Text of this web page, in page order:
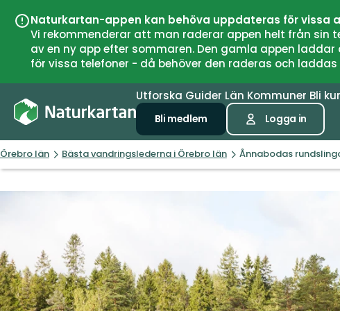
Naturkartan-appen kan behöva uppdateras för vissa
Vi rekommenderar att man raderar appen helt från sin
av en ny app efter sommaren. Den gamla appen
för vissa telefoner - då behöver den raderas och laddas
Utforska Guider Län Kommuner Bli
Bli medlem Logga in
Örebro län Bästa vandringslederna i Örebro län Ånnabodas